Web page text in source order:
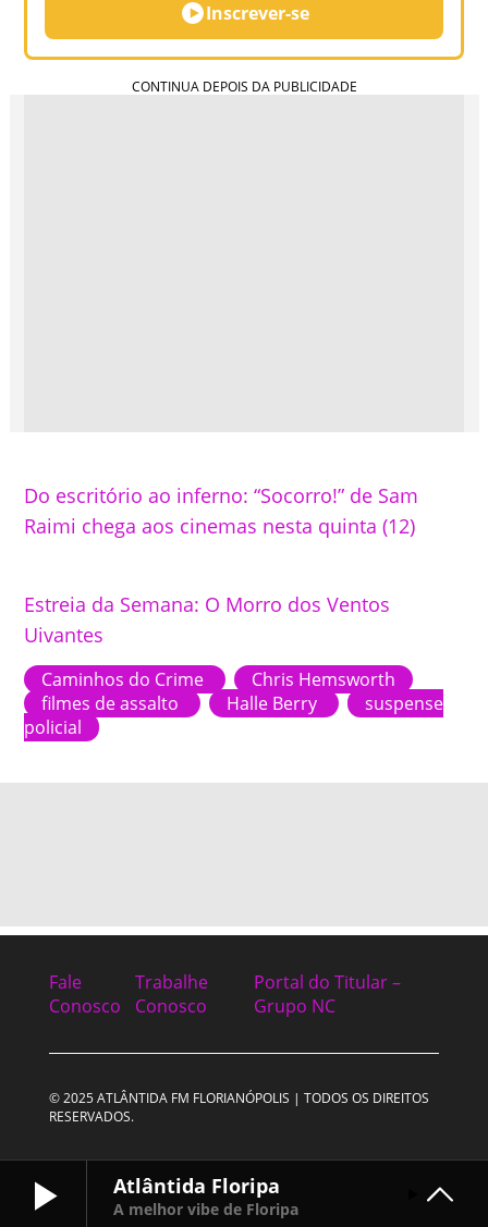
Inscrever-se
Do escritório ao inferno: “Socorro!” de Sam
Raimi chega aos cinemas nesta quinta (12)
Estreia da Semana: O Morro dos Ventos
Uivantes
Caminhos do Crime
Chris Hemsworth
filmes de assalto
Halle Berry
suspense
policial
Atlântida Floripa
A melhor vibe de Floripa
Fale
Conosco
Trabalhe
Conosco
Portal do Titular –
Grupo NC
© 2025 ATLÂNTIDA FM FLORIANÓPOLIS | TODOS OS DIREITOS
RESERVADOS.